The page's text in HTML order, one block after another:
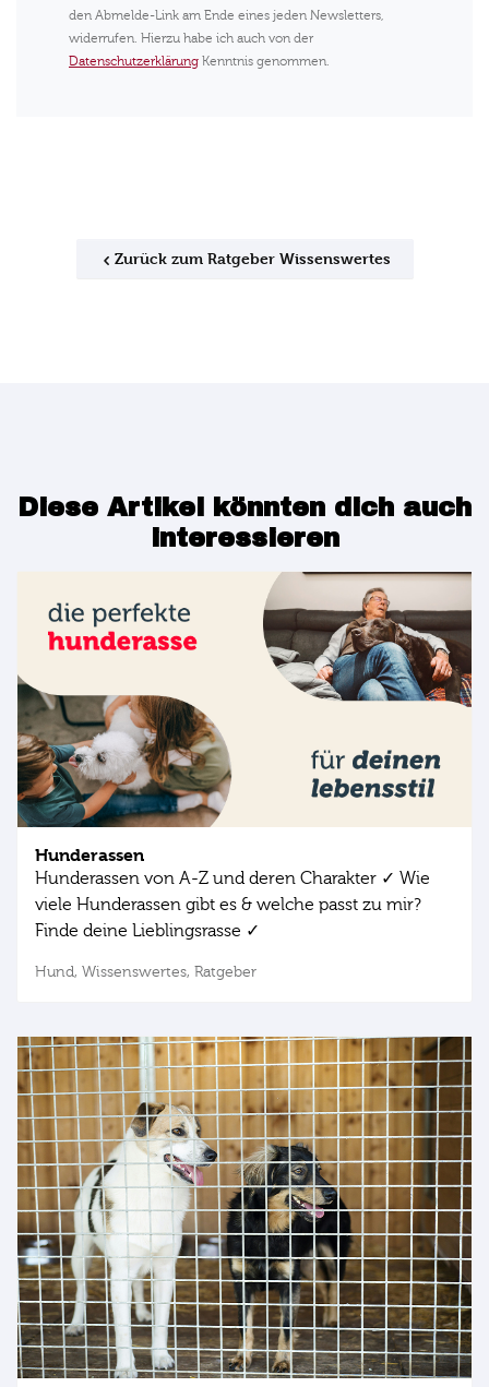
den Abmelde-Link am Ende eines jeden Newsletters,
widerrufen. Hierzu habe ich auch von der
Datenschutzerklärung Kenntnis genommen.
Zurück zum Ratgeber Wissenswertes
Diese Artikel könnten dich auch
interessieren
Hunderassen
Hunderassen von A-Z und deren Charakter ✓ Wie
viele Hunderassen gibt es & welche passt zu mir?
Finde deine Lieblingsrasse ✓
Hund, Wissenswertes, Ratgeber